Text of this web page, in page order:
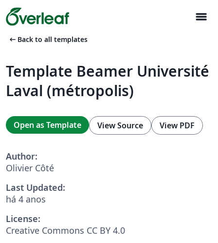
menu
arrow_left_alt Back to all templates
Template Beamer Université
Laval (métropolis)
Open as Template View Source View PDF
Author:
Olivier Côté
Last Updated:
há 4 anos
License:
Creative Commons CC BY 4.0